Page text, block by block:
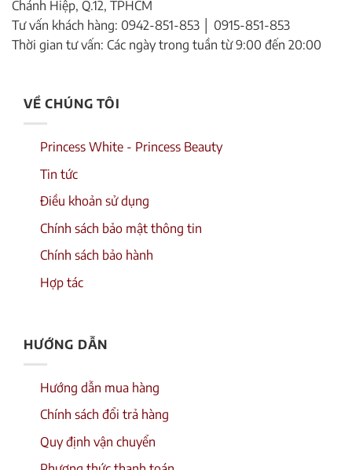
Chánh Hiệp, Q.12, TPHCM
Tư vấn khách hàng: 0942-851-853 │ 0915-851-853
Thời gian tư vấn: Các ngày trong tuần từ 9:00 đến 20:00
VỀ CHÚNG TÔI
Princess White - Princess Beauty
Tin tức
Điều khoản sử dụng
Chính sách bảo mật thông tin
Chính sách bảo hành
Hợp tác
HƯỚNG DẪN
Hướng dẫn mua hàng
Chính sách đổi trả hàng
Quy định vận chuyển